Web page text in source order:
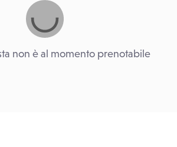
non è al momento prenotabile